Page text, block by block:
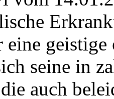
geistige
seine in
auch